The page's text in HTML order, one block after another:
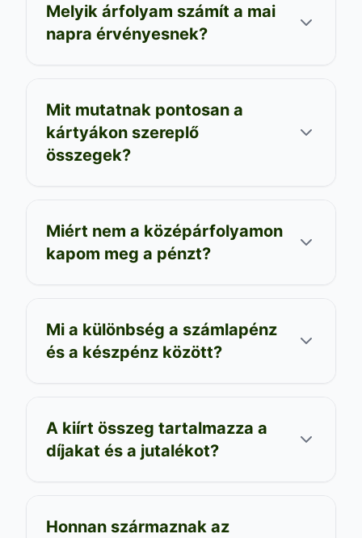
Melyik árfolyam számít a mai
napra érvényesnek?
Mit mutatnak pontosan a
kártyákon szereplő
összegek?
Miért nem a középárfolyamon
kapom meg a pénzt?
Mi a különbség a számlapénz
és a készpénz között?
A kiírt összeg tartalmazza a
díjakat és a jutalékot?
Honnan származnak az